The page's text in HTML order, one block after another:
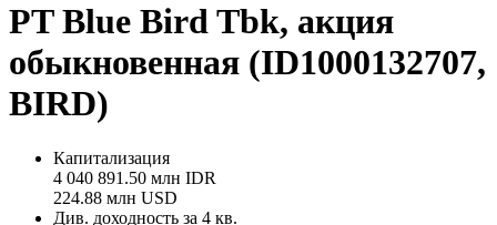
PT Blue Bird Tbk, акция
обыкновенная (ID1000132707,
BIRD)
Капитализация
4 040 891.50 млн IDR
224.88 млн USD
Див. доходность за 4 кв.